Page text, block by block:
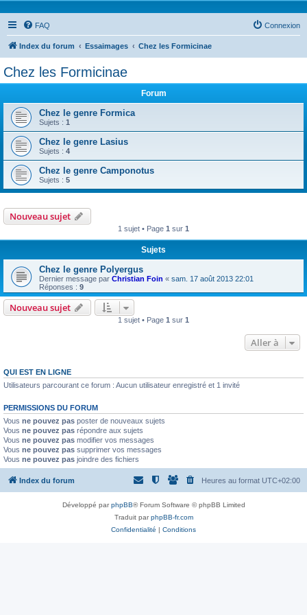
FAQ Connexion
Index du forum Essaimages Chez les Formicinae
Chez les Formicinae
Forum
Chez le genre Formica
Sujets : 1
Chez le genre Lasius
Sujets : 4
Chez le genre Camponotus
Sujets : 5
Nouveau sujet
1 sujet • Page 1 sur 1
Sujets
Chez le genre Polyergus
Dernier message par Christian Foin « sam. 17 août 2013 22:01
Réponses : 9
Nouveau sujet
1 sujet • Page 1 sur 1
Aller à
QUI EST EN LIGNE
Utilisateurs parcourant ce forum : Aucun utilisateur enregistré et 1 invité
PERMISSIONS DU FORUM
Vous ne pouvez pas poster de nouveaux sujets
Vous ne pouvez pas répondre aux sujets
Vous ne pouvez pas modifier vos messages
Vous ne pouvez pas supprimer vos messages
Vous ne pouvez pas joindre des fichiers
Index du forum Heures au format UTC+02:00
Développé parphpBB® Forum Software © phpBB Limited
Traduit parphpBB-fr.com
Confidentialité | Conditions